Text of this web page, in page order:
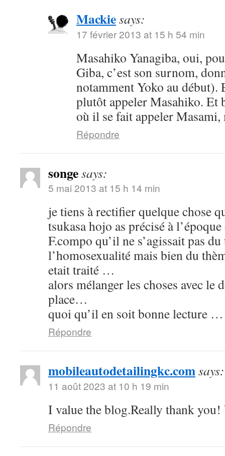
Mackiesays:
17 février 2013 at 15 h 54 min
Masahiko Yanagiba, oui,
Giba, c’est son surnom,
notamment Yoko au
plutôt appeler Masahiko. Et
où il se fait appeler
Répondre
songesays:
5 mai 2013 at 15 h 14 min
je tiens à rectifier quelque chose
tsukasa hojo as précisé à
F.compo qu’il ne s’agissait pas
l’homosexualité mais bien du
etait traité …
alors mélanger les choses avec le
place…
quoi qu’il en soit bonne lecture …
Répondre
mobileautodetailingkc.comsays:
11 août 2023 at 10 h 19 min
I value the blog.Really thank
Répondre